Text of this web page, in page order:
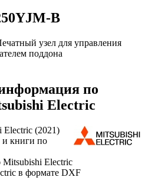
B
узел для управления
поддона
по
Electric
Electric (2021)
и книги по
Mitsubishi Electric
в формате DXF